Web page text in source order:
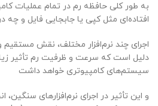
به ‌طور کلی حافظه رم در تمام عملیات
افتاده‌ای مثل کپی یا جابجایی فایل و چه
اجرای چند نرم‌افزار مختلف، نقش مستقیم
دلیل است که سرعت و ظرفیت رم تأثیر
سیستم‌های کامپیوتری خواهد داشت
و این تأثیر در اجرای نرم‌افزارهای